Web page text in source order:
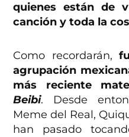
quienes están de
canción y toda la
Como recordarán,
agrupación
más reciente
Beibi. Desde
Meme del Real,
han pasado